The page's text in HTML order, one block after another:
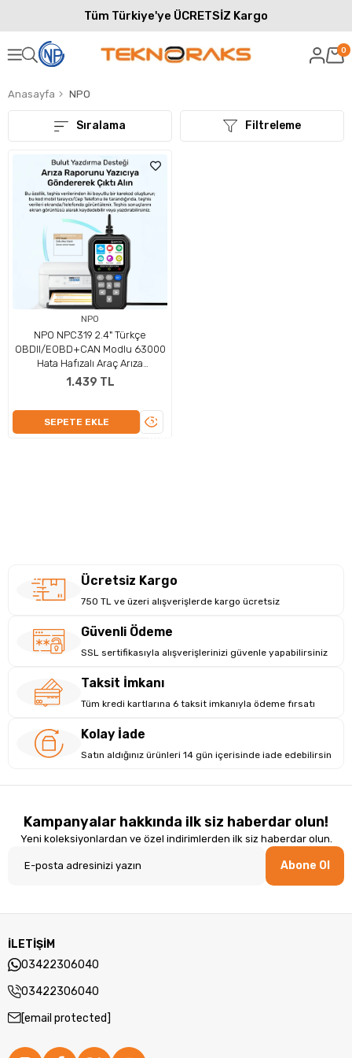
Tüm Türkiye'ye ÜCRETSİZ Kargo
0
Anasayfa NPO
Filtreleme
Sıralama
NPO
NPO NPC319 2.4" Türkçe
OBDII/EOBD+CAN Modlu 63000
Hata Hafızalı Araç Arıza
Tespit/Silme Cihazı
1.439 TL
SEPETE EKLE
ÜRÜNÜ
Ücretsiz Kargo
750 TL ve üzeri alışverişlerde kargo ücretsiz
Güvenli Ödeme
SSL sertifikasıyla alışverişlerinizi güvenle yapabilirsiniz
Taksit İmkanı
Tüm kredi kartlarına 6 taksit imkanıyla ödeme fırsatı
Kolay İade
Satın aldığınız ürünleri 14 gün içerisinde iade edebilirsin
Kampanyalar hakkında ilk siz haberdar olun!
Yeni koleksiyonlardan ve özel indirimlerden ilk siz haberdar olun.
Abone Ol
İLETİŞİM
03422306040
03422306040
[email protected]